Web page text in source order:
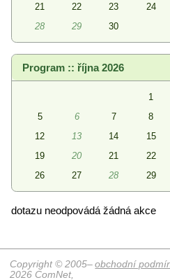
21
22 23 24
28
29 30
Program :: října 2026
1
5
6 7 8
12
13 14 15
19
20 21 22
26
27 28 29
dotazu neodpovádá žádná akce
obchodní
Copyright © 2005–
2026 ComNet,